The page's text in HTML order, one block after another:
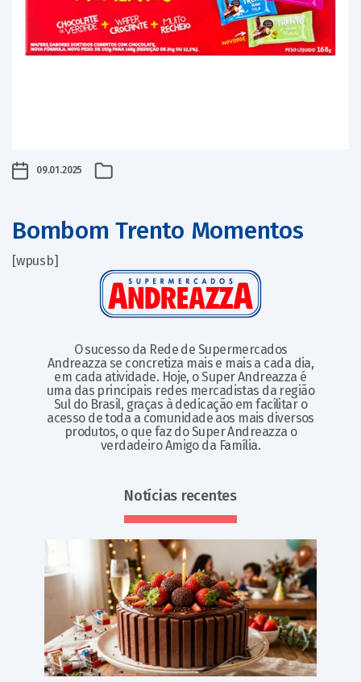
09.01.2025
Bombom Trento Momentos
[wpusb]
O sucesso da Rede de Supermercados
Andreazza se concretiza mais e mais a cada dia,
em cada atividade. Hoje, o Super Andreazza é
uma das principais redes mercadistas da região
Sul do Brasil, graças à dedicação em facilitar o
acesso de toda a comunidade aos mais diversos
produtos, o que faz do Super Andreazza o
verdadeiro Amigo da Família.
Notícias recentes